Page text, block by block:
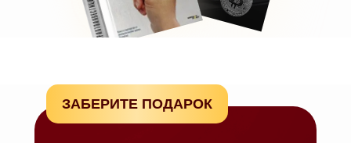
ЗАБЕРИТЕ ПОДАРОК